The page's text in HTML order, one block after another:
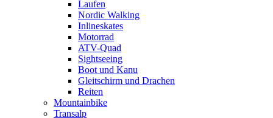
Laufen
Nordic Walking
Inlineskates
Motorrad
ATV-Quad
Sightseeing
Boot und Kanu
Gleitschirm und Drachen
Reiten
Mountainbike
Transalp